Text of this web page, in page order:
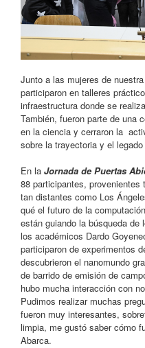
Junto a las mujeres de
participaron en talleres
infraestructura donde se
También, fueron parte de una
en la ciencia y cerraron la
sobre la trayectoria y el
En la Jornada de Puertas
88 participantes, provenientes
tan distantes como Los
qué el futuro de la
están guiando la búsqueda
los académicos Dardo
participaron de experimentos
descubrieron el nanomundo
de barrido de emisión de
hubo mucha interacción con
Pudimos realizar muchas
fueron muy interesantes,
limpia, me gustó saber cómo
Abarca.